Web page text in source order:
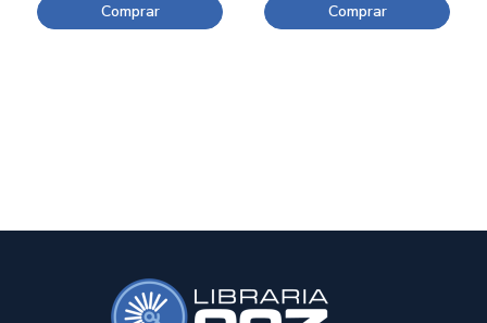
Comprar Comprar